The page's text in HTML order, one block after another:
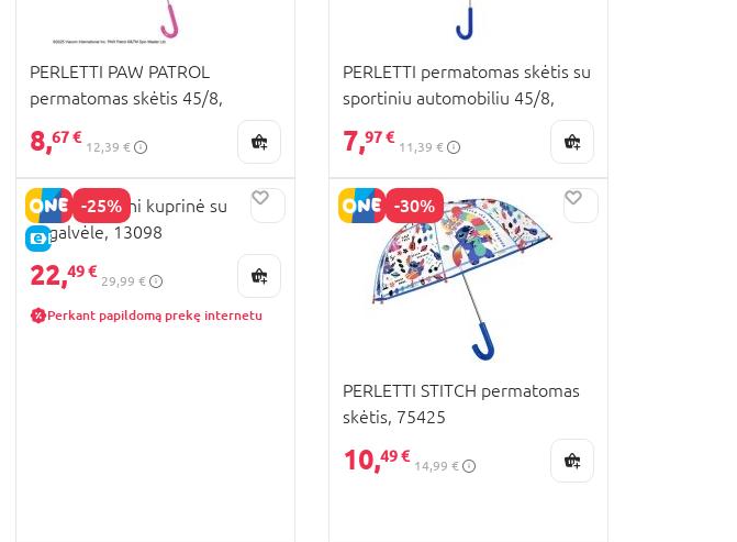
PERLETTI PAW PATROL
permatomas skėtis 45/8,
8,67 €
12,39 €
PERLETTI permatomas skėtis su
sportiniu automobiliu 45/8,
7,97 €
11,39 €
-25%
E-KAINA
PERLETTI Mini kuprinė su
pagalvėle, 13098
22,49 €
29,99 €
Perkant papildomą prekę internetu
-30%
PERLETTI STITCH permatomas
skėtis, 75425
10,49 €
14,99 €